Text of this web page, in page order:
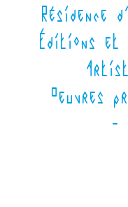
Résidence
Éditions et
Oeuvres
-